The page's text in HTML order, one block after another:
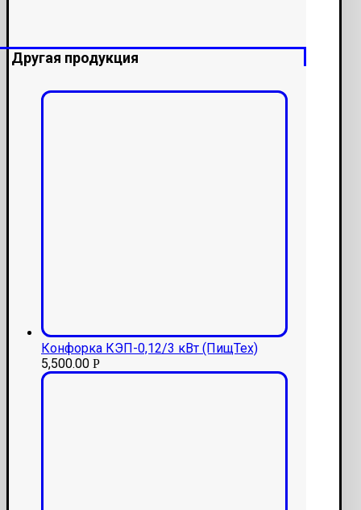
Другая продукция
Конфорка КЭП-0,12/3 кВт (ПищТех)
5,500.00 Р